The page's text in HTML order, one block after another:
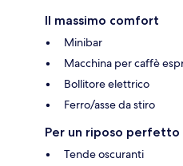
Il massimo comfort
Minibar
Macchina per caffè
Bollitore elettrico
Ferro/asse da stiro
Per un riposo perfetto
Tende oscuranti